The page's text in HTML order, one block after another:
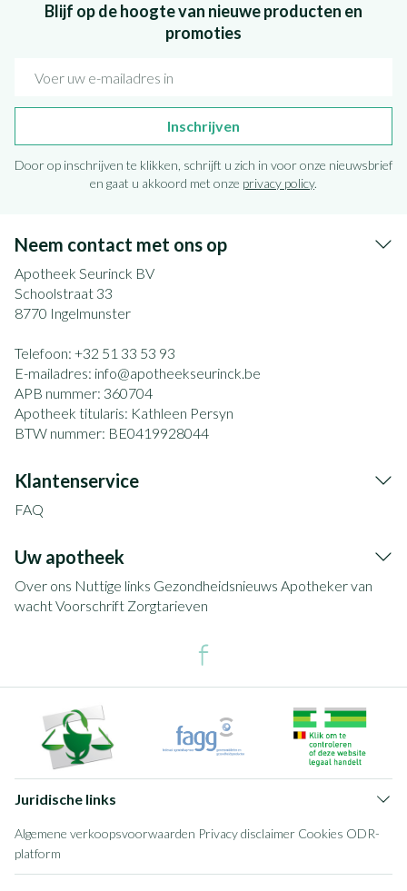
Blijf op de hoogte van nieuwe producten en
promoties
Inschrijven
Door op inschrijven te klikken, schrijft u zich in voor onze nieuwsbrief
en gaat u akkoord met onze privacy policy.
Neem contact met ons op
Apotheek Seurinck BV
Schoolstraat 33
8770 Ingelmunster
Telefoon: +32 51 33 53 93
E-mailadres: info@apotheekseurinck.be
APB nummer: 360704
Apotheek titularis: Kathleen Persyn
BTW nummer: BE0419928044
Klantenservice
FAQ
Uw apotheek
Over ons Nuttige links Gezondheidsnieuws Apotheker van
wachtVoorschrift Zorgtarieven
Juridische links
Algemene verkoopsvoorwaarden Privacy disclaimer Cookies ODR-
platform